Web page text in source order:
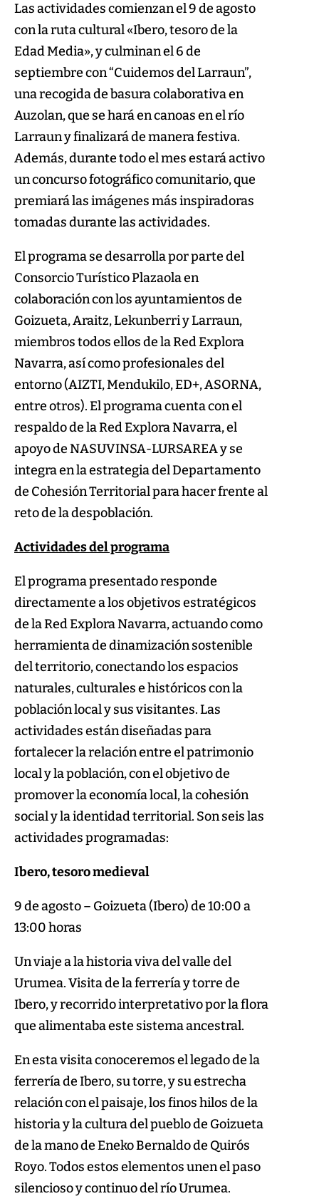
Las actividades comienzan el 9 de agosto
con la ruta cultural «Ibero, tesoro de la
Edad Media», y culminan el 6 de
septiembre con “Cuidemos del Larraun”,
una recogida de basura colaborativa en
Auzolan, que se hará en canoas en el río
Larraun y finalizará de manera festiva.
Además, durante todo el mes estará activo
un concurso fotográfico comunitario, que
premiará las imágenes más inspiradoras
tomadas durante las actividades.
El programa se desarrolla por parte del
Consorcio Turístico Plazaola en
colaboración con los ayuntamientos de
Goizueta, Araitz, Lekunberri y Larraun,
miembros todos ellos de la Red Explora
Navarra, así como profesionales del
entorno (AIZTI, Mendukilo, ED+, ASORNA,
entre otros). El programa cuenta con el
respaldo de la Red Explora Navarra, el
apoyo de NASUVINSA-LURSAREA y se
integra en la estrategia del Departamento
de Cohesión Territorial para hacer frente al
reto de la despoblación.
Actividades del programa
El programa presentado responde
directamente a los objetivos estratégicos
de la Red Explora Navarra, actuando como
herramienta de dinamización sostenible
del territorio, conectando los espacios
naturales, culturales e históricos con la
población local y sus visitantes. Las
actividades están diseñadas para
fortalecer la relación entre el patrimonio
local y la población, con el objetivo de
promover la economía local, la cohesión
social y la identidad territorial. Son seis las
actividades programadas:
Ibero, tesoro medieval
9 de agosto – Goizueta (Ibero) de 10:00 a
13:00 horas
Un viaje a la historia viva del valle del
Urumea. Visita de la ferrería y torre de
Ibero, y recorrido interpretativo por la flora
que alimentaba este sistema ancestral.
En esta visita conoceremos el legado de la
ferrería de Ibero, su torre, y su estrecha
relación con el paisaje, los finos hilos de la
historia y la cultura del pueblo de Goizueta
de la mano de Eneko Bernaldo de Quirós
Royo. Todos estos elementos unen el paso
silencioso y continuo del río Urumea.